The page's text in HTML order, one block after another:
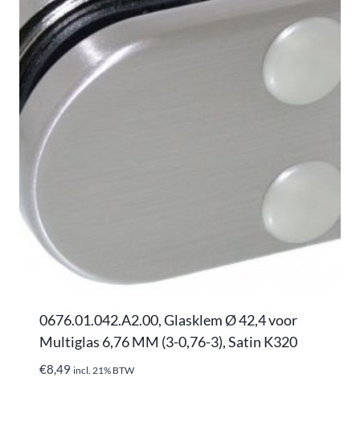
0676.01.042.A2.00, Glasklem Ø 42,4 voor
Multiglas 6,76 MM (3-0,76-3), Satin K320
€8,49 incl. 21% BTW